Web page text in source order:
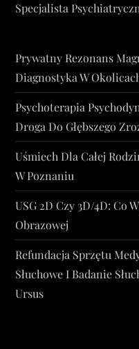
Specjalista
Prywatny Rezonans
Diagnostyka W
Psychoterapia
Droga Do Głębszego
Uśmiech Dla Całej
W Poznaniu
USG 2D Czy 3D/4D: Co
Obrazowej
Refundacja Sprzętu
Słuchowe I Badanie
Ursus